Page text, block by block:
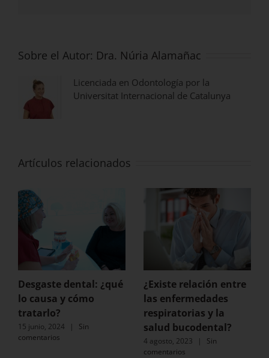
Sobre el Autor: Dra. Núria Alamañac
Licenciada en Odontología por la
Universitat Internacional de Catalunya
Artículos relacionados
Desgaste dental: ¿qué
lo causa y cómo
tratarlo?
15 junio, 2024 |
Sin
comentarios
¿Existe relación entre
las enfermedades
respiratorias y la
salud bucodental?
4 agosto, 2023 |
Sin
comentarios